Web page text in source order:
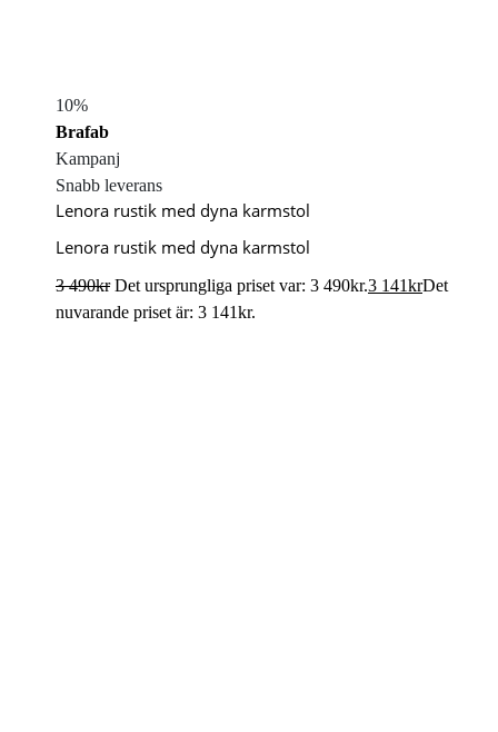
10%
Brafab
Kampanj
Snabb leverans
Lenora rustik med dyna karmstol
Lenora rustik med dyna karmstol
3 490kr Det ursprungliga priset var: 3 490kr.3 141krDet
nuvarande priset är: 3 141kr.